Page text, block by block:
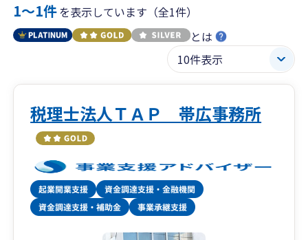
1〜1件を表示しています（全1件）
とは
税理士法人ＴＡＰ 帯広事務所